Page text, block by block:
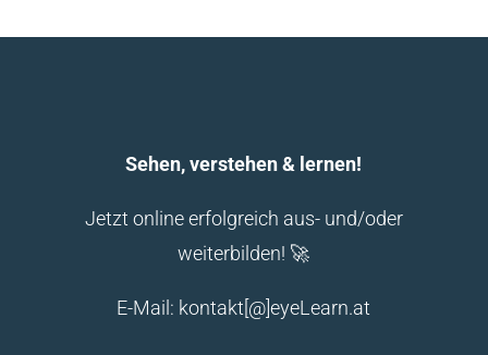
Sehen, verstehen & lernen!
Jetzt online erfolgreich aus- und/oder
weiterbilden! 🚀
E-Mail: kontakt[@]eyeLearn.at